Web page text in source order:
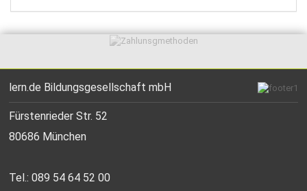
lern.de Bildungsgesellschaft mbH
Fürstenrieder Str. 52
80686 München
Tel.: 089 54 64 52 00